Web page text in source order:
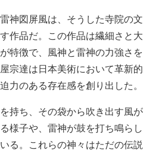
神図屏風は、そうした寺院の文
作品だ。この作品は繊細さと大
特徴で、風神と雷神の力強さを
宗達は日本美術において革新的
力のある存在感を創り出した。
持ち、その袋から吹き出す風が
様子や、雷神が鼓を打ち鳴らし
る。これらの神々はただの伝説